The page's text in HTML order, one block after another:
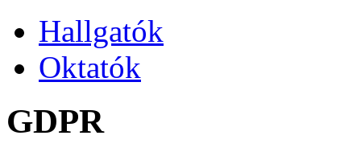
Hallgatók
Oktatók
GDPR